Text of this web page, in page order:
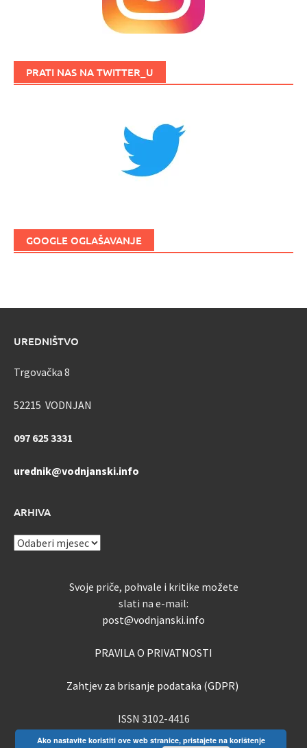
PRATI NAS NA TWITTER_U
GOOGLE OGLAŠAVANJE
UREDNIŠTVO
Trgovačka 8
52215 VODNJAN
097 625 3331
urednik@vodnjanski.info
ARHIVA
ARHIVA
Svoje priče, pohvale i kritike možete
slati na e-mail:
post@vodnjanski.info
PRAVILA O PRIVATNOSTI
Zahtjev za brisanje podataka (GDPR)
ISSN 3102-4416
Ako nastavite koristiti ove web stranice, pristajete na korištenje